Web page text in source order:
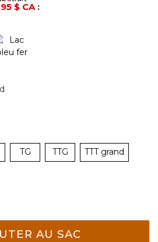
sélectionné
$ CA :
TG TTG TTT grand
AU SAC